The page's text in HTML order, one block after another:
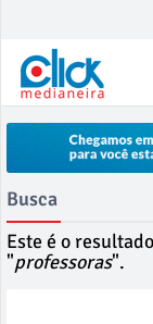
Busca
Este é o
"professoras".